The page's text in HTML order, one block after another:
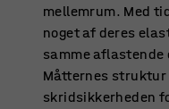
mellemrum. Med
noget af deres
samme aflastende
Måtternes struktur
skridsikkerheden